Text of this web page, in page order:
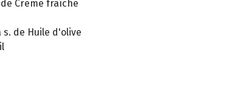
de Crème fraîche
s. de Huile d'olive